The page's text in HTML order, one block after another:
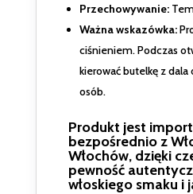
Przechowywanie:
Ważna wskazówka:
ciśnieniem. Podczas
kierować butelkę z
osób.
Produkt jest
bezpośrednio z
Włochów, dzięki
pewność
włoskiego smaku i